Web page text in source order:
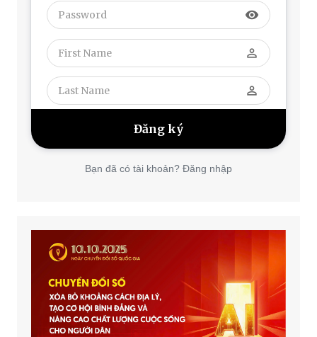
visibility
perm_identity
perm_identity
Bạn đã có tài khoản? Đăng nhập